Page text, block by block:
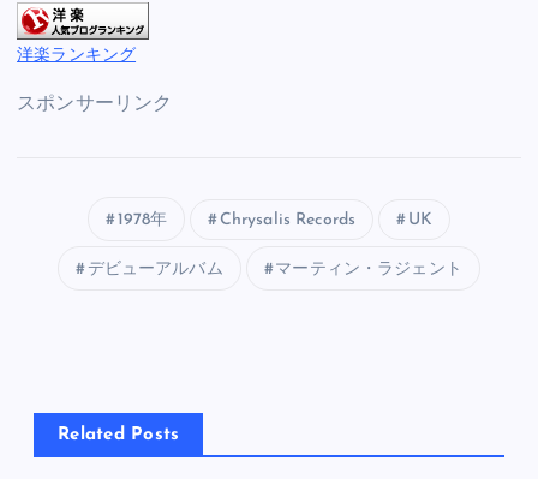
洋楽ランキング
スポンサーリンク
1978年 Chrysalis Records UK
デビューアルバム マーティン・ラジェント
Related Posts